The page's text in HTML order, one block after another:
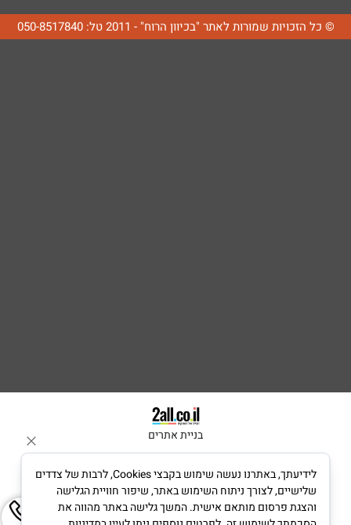
© כל הזכויות שמורות לאתר "בכיוון הרוח" - 2011 טל: 050-8517840
בניית אתרים
לידיעתך, באתרנו נעשה שימוש בקבצי Cookies, לרבות של צדדים
שלישיים, לצורך ניתוח השימוש באתר, שיפור חוויית הגלישה
והצגת פרסום מותאם אישית. המשך גלישה באתר מהווה את